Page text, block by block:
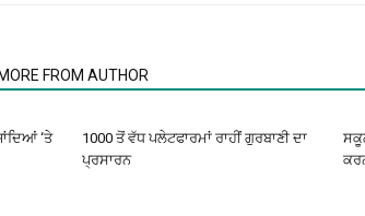
MORE FROM AUTHOR
‘ਤੇ
1000 ਤੋਂ ਵੱਧ ਪਲੇਟਫਾਰਮਾਂ ਰਾਹੀਂ ਗੁਰਬਾਣੀ ਦਾ
ਪ੍ਰਸਾਰਨ